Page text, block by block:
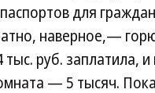
для
наверное,—
тыс. руб. заплатила,
— 5 тысяч.